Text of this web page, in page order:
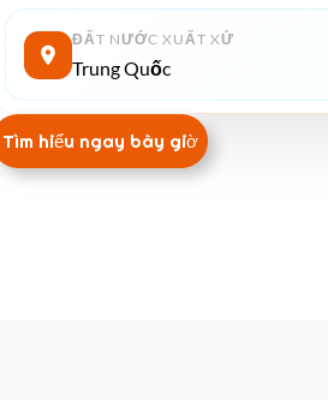
ĐẤT NƯỚC XUẤT XỨ
Trung Quốc
Tìm hiểu ngay bây giờ